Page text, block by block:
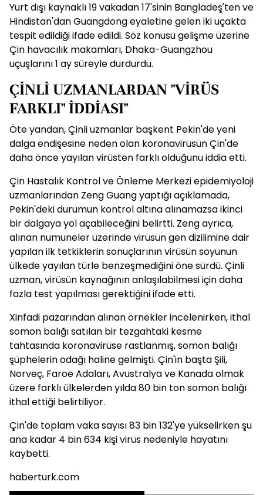
Yurt dışı kaynaklı 19 vakadan 17'sinin Bangladeş'ten ve
Hindistan'dan Guangdong eyaletine gelen iki uçakta
tespit edildiği ifade edildi. Söz konusu gelişme üzerine
Çin havacılık makamları, Dhaka-Guangzhou
uçuşlarını 1 ay süreyle durdurdu.
ÇİNLİ UZMANLARDAN "VİRÜS
FARKLI" İDDİASI"
Öte yandan, Çinli uzmanlar başkent Pekin'de yeni
dalga endişesine neden olan koronavirüsün Çin'de
daha önce yayılan virüsten farklı olduğunu iddia etti.
Çin Hastalık Kontrol ve Önleme Merkezi epidemiyoloji
uzmanlarından Zeng Guang yaptığı açıklamada,
Pekin'deki durumun kontrol altına alınamazsa ikinci
bir dalgaya yol açabileceğini belirtti. Zeng ayrıca,
alınan numuneler üzerinde virüsün gen dizilimine dair
yapılan ilk tetkiklerin sonuçlarının virüsün soyunun
ülkede yayılan türle benzeşmediğini öne sürdü. Çinli
uzman, virüsün kaynağının anlaşılabilmesi için daha
fazla test yapılması gerektiğini ifade etti.
Xinfadi pazarından alınan örnekler incelenirken, ithal
somon balığı satılan bir tezgahtaki kesme
tahtasında koronavirüse rastlanmış, somon balığı
şüphelerin odağı haline gelmişti. Çin'in başta Şili,
Norveç, Faroe Adaları, Avustralya ve Kanada olmak
üzere farklı ülkelerden yılda 80 bin ton somon balığı
ithal ettiği belirtiliyor.
Çin'de toplam vaka sayısı 83 bin 132'ye yükselirken şu
ana kadar 4 bin 634 kişi virüs nedeniyle hayatını
kaybetti.
haberturk.com